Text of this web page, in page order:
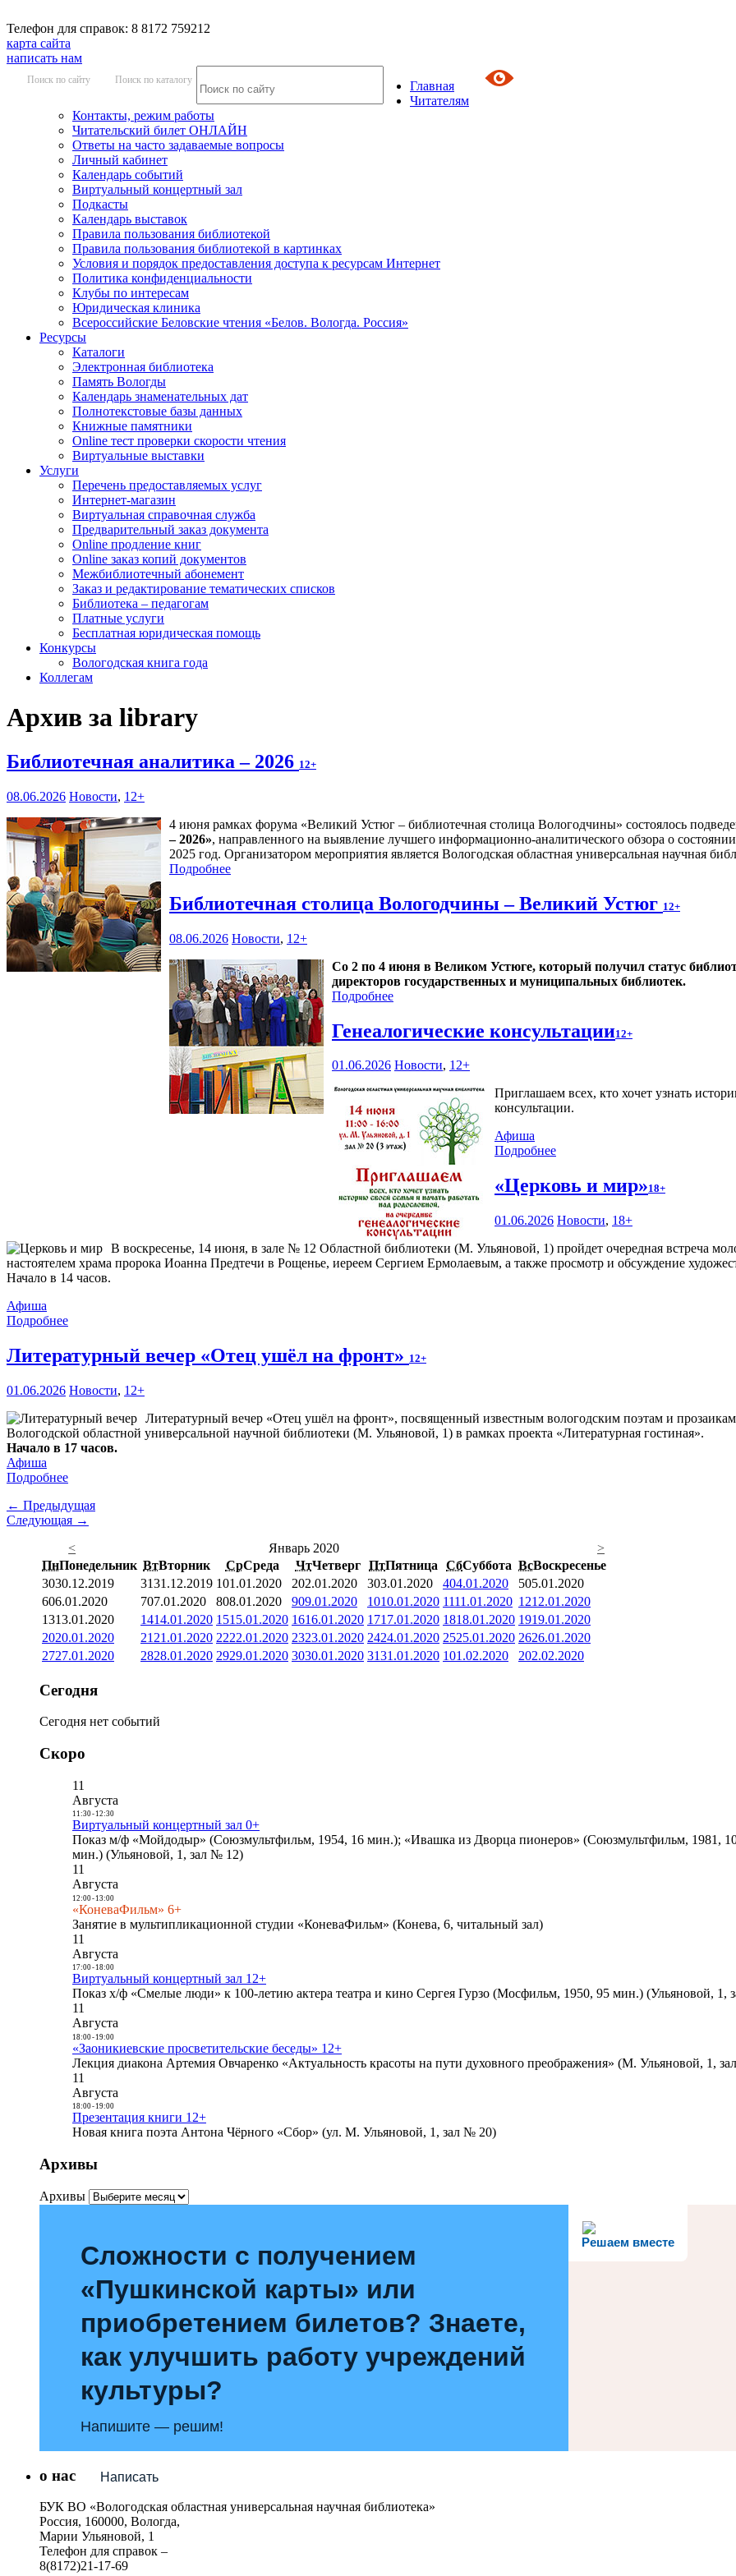
Телефон для справок: 8 8172 759212
карта сайта
написать нам
Поиск по сайту Поиск по каталогу
Главная
Читателям
Контакты, режим работы
Читательский билет ОНЛАЙН
Ответы на часто задаваемые вопросы
Личный кабинет
Календарь событий
Виртуальный концертный зал
Подкасты
Календарь выставок
Правила пользования библиотекой
Правила пользования библиотекой в картинках
Условия и порядок предоставления доступа к ресурсам Интернет
Политика конфиденциальности
Клубы по интересам
Юридическая клиника
Всероссийские Беловские чтения «Белов. Вологда. Россия»
Ресурсы
Каталоги
Электронная библиотека
Память Вологды
Календарь знаменательных дат
Полнотекстовые базы данных
Книжные памятники
Online тест проверки скорости чтения
Виртуальные выставки
Услуги
Перечень предоставляемых услуг
Интернет-магазин
Виртуальная справочная служба
Предварительный заказ документа
Online продление книг
Online заказ копий документов
Межбиблиотечный абонемент
Заказ и редактирование тематических списков
Библиотека – педагогам
Платные услуги
Бесплатная юридическая помощь
Конкурсы
Вологодская книга года
Коллегам
Архив за library
Библиотечная аналитика – 2026 12+
08.06.2026 Новости, 12+
4 июня рамках форума «Великий Устюг – библиотечная столица Вологодчины» состоялось
– 2026», направленного на выявление лучшего информационно-аналитического обзора о
2025 год. Организатором мероприятия является Вологодская областная универсальная научная
Подробнее
Библиотечная столица Вологодчины – Великий Устюг 12+
08.06.2026 Новости, 12+
Со 2 по 4 июня в Великом Устюге, который получил статус
директоров государственных и муниципальных библиотек.
Подробнее
Генеалогические консультации12+
01.06.2026 Новости, 12+
Приглашаем всех, кто хочет узнать
консультации.
Афиша
Подробнее
«Церковь и мир»18+
01.06.2026 Новости, 18+
В воскресенье, 14 июня, в зале № 12 Областной библиотеки (М. Ульяновой, 1) пройдет очередная встреча
настоятелем храма пророка Иоанна Предтечи в Рощенье, иереем Сергием Ермолаевым, а также просмотр и обсуждение
Начало в 14 часов.
Афиша
Подробнее
Литературный вечер «Отец ушёл на фронт» 12+
01.06.2026 Новости, 12+
Литературный вечер «Отец ушёл на фронт», посвященный известным вологодским поэтам и
Вологодской областной универсальной научной библиотеки (М. Ульяновой, 1) в рамках проекта «Литературная гостиная».
Начало в 17 часов.
Афиша
Подробнее
← Предыдущая
Следующая →
<
Январь 2020
>
ПнПонедельник ВтВторник СрСреда ЧтЧетверг ПтПятница СбСуббота ВсВоскресенье
3030.12.2019 3131.12.2019 101.01.2020 202.01.2020 303.01.2020 404.01.2020 505.01.2020
606.01.2020 707.01.2020 808.01.2020 909.01.2020 1010.01.2020 1111.01.2020 1212.01.2020
1313.01.2020 1414.01.2020 1515.01.2020 1616.01.2020 1717.01.2020 1818.01.2020 1919.01.2020
2020.01.2020 21 21.01.2020 2222.01.2020 2323.01.2020 2424.01.2020 2525.01.2020 2626.01.2020
2727.01.2020 2828.01.2020 2929.01.2020 3030.01.2020 3131.01.2020 101.02.2020 202.02.2020
Сегодня
Сегодня нет событий
Скоро
11
Августа
11:30- 12:30
Виртуальный концертный зал 0+
Показ м/ф «Мойдодыр» (Союзмультфильм, 1954, 16 мин.); «Ивашка из Дворца пионеров» (Союзмультфильм, 1981,
мин.) (Ульяновой, 1, зал № 12)
11
Августа
12:00- 13:00
«КоневаФильм» 6+
Занятие в мультипликационной студии «КоневаФильм» (Конева, 6, читальный зал)
11
Августа
17:00- 18:00
Виртуальный концертный зал 12+
Показ х/ф «Смелые люди» к 100-летию актера театра и кино Сергея Гурзо (Мосфильм, 1950, 95 мин.) (Ульяновой, 1,
11
Августа
18:00- 19:00
«Заоникиевские просветительские беседы» 12+
Лекция диакона Артемия Овчаренко «Актуальность красоты на пути духовного преображения» (М. Ульяновой, 1,
11
Августа
18:00- 19:00
Презентация книги 12+
Новая книга поэта Антона Чёрного «Сбор» (ул. М. Ульяновой, 1, зал № 20)
Архивы
Архивы
Решаем вместе
Сложности с получением
«Пушкинской карты» или
приобретением билетов? Знаете,
как улучшить работу учреждений
культуры?
Напишите — решим!
Написать
о нас
БУК ВО «Вологодская областная универсальная научная библиотека»
Россия, 160000, Вологда,
Марии Ульяновой, 1
Телефон для справок –
8(8172)21-17-69